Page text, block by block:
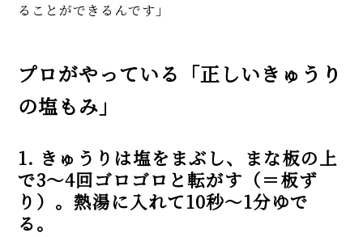
ることができるんです」
プロがやっている「正しいきゅうり
の塩もみ」
1. きゅうりは塩をまぶし、まな板の上
で3～4回ゴロゴロと転がす（＝板ず
り）。熱湯に入れて10秒～1分ゆで
る。